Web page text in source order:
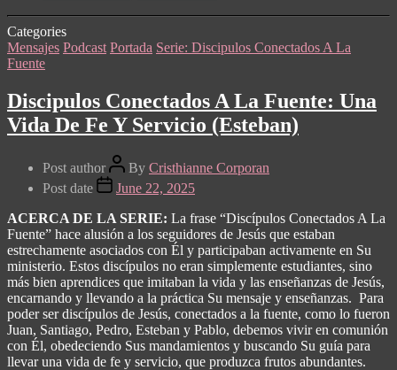
Categories
Mensajes Podcast Portada Serie: Discipulos Conectados A La
Fuente
Discipulos Conectados A La Fuente: Una
Vida De Fe Y Servicio (Esteban)
Post author By Cristhianne Corporan
Post date
June 22, 2025
ACERCA DE LA SERIE: La frase “Discípulos Conectados A La
Fuente” hace alusión a los seguidores de Jesús que estaban
estrechamente asociados con Él y participaban activamente en Su
ministerio. Estos discípulos no eran simplemente estudiantes, sino
más bien aprendices que imitaban la vida y las enseñanzas de Jesús,
encarnando y llevando a la práctica Su mensaje y enseñanzas. Para
poder ser discípulos de Jesús, conectados a la fuente, como lo fueron
Juan, Santiago, Pedro, Esteban y Pablo, debemos vivir en comunión
con Él, obedeciendo Sus mandamientos y buscando Su guía para
llevar una vida de fe y servicio, que produzca frutos abundantes.